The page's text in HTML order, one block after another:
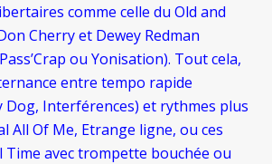
comme celle du Old and
Cherry et Dewey Redman
ou Yonisation). Tout cela,
entre tempo rapide
Dog, Interférences) et rythmes plus
All Of Me, Etrange ligne, ou ces
Time avec trompette bouchée ou